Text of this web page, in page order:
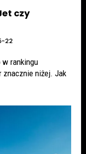
czy
22
w rankingu
znacznie niżej. Jak